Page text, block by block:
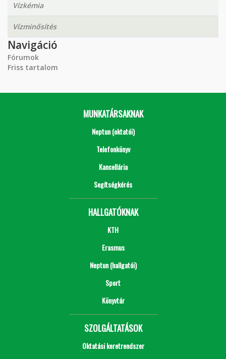
Vízkémia
Vízminősítés
Navigáció
Fórumok
Friss tartalom
MUNKATÁRSAKNAK
Neptun (oktatói)
Telefonkönyv
Kancellária
Segítségkérés
HALLGATÓKNAK
KTH
Erasmus
Neptun (hallgatói)
Sport
Könyvtár
SZOLGÁLTATÁSOK
Oktatási keretrendszer